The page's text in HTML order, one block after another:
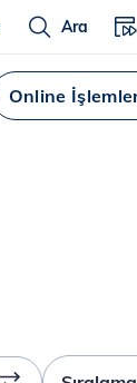
Ara
Online